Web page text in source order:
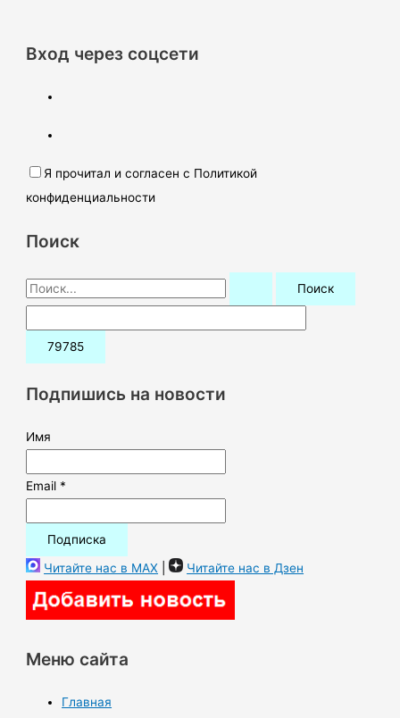
Вход через соцсети
Я прочитал и согласен с Политикой
конфиденциальности
Поиск
П
о
и
:Подпишись на новости
Имя
Email *
Читайте нас в MAX | Читайте нас в Дзен
Меню сайта
Главная